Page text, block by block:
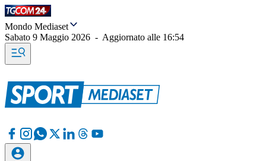
Mondo Mediaset
Sabato 9 Maggio 2026 - Aggiornato alle 16:54